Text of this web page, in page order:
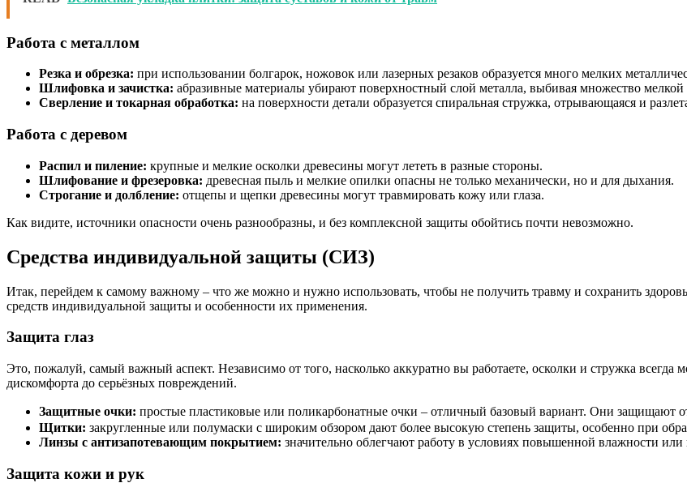
Работа с металлом
Резка и обрезка: при использовании болгарок, ножовок или лазерных резаков образуется много мелких
Шлифовка и зачистка: абразивные материалы убирают поверхностный слой металла, выбивая множество
Сверление и токарная обработка: на поверхности детали образуется спиральная стружка, отрывающаяся и
Работа с деревом
Распил и пиление: крупные и мелкие осколки древесины могут лететь в разные стороны.
Шлифование и фрезеровка: древесная пыль и мелкие опилки опасны не только механически, но и для дыхания.
Строгание и долбление: отщепы и щепки древесины могут травмировать кожу или глаза.
Как видите, источники опасности очень разнообразны, и без комплексной защиты обойтись почти невозможно.
Средства индивидуальной защиты (СИЗ)
Итак, перейдем к самому важному – что же можно и нужно использовать, чтобы не получить травму и сохранить
средств индивидуальной защиты и особенности их применения.
Защита глаз
Это, пожалуй, самый важный аспект. Независимо от того, насколько аккуратно вы работаете, осколки и стружка всегда
дискомфорта до серьёзных повреждений.
Защитные очки: простые пластиковые или поликарбонатные очки – отличный базовый вариант. Они защищают
Щитки: закругленные или полумаски с широким обзором дают более высокую степень защиты, особенно при
Линзы с антизапотевающим покрытием: значительно облегчают работу в условиях повышенной влажности или
Защита кожи и рук